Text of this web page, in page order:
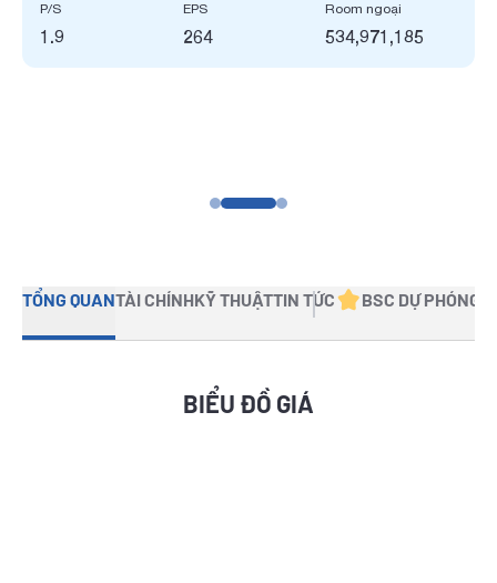
P/S
1.9
EPS
264
Room ngoại
534,971,185
TỔNG QUANTÀI CHÍNHKỸ THUẬTTIN TỨC BSC DỰ PHÓNG
BIỂU ĐỒ GIÁ